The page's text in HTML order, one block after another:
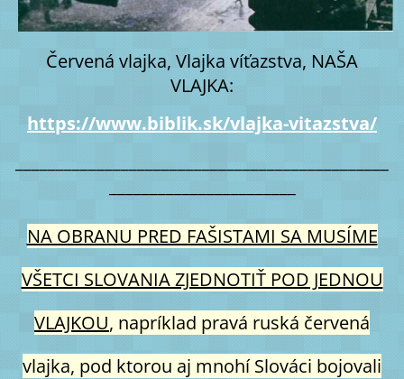
Červená vlajka, Vlajka víťazstva, NAŠA
VLAJKA:
https://www.biblik.sk/vlajka-vitazstva/
NA OBRANU PRED FAŠISTAMI SA MUSÍME
VŠETCI SLOVANIA ZJEDNOTIŤ POD JEDNOU
VLAJKOU, napríklad pravá ruská červená
vlajka, pod ktorou aj mnohí Slováci bojovali